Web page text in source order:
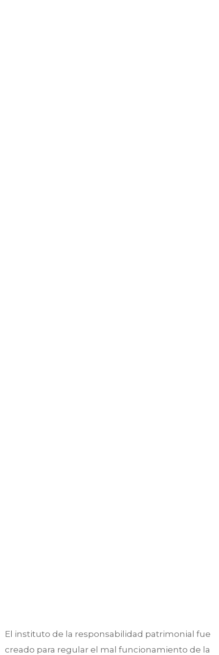
El instituto de la responsabilidad patrimonial fue
creado para regular el mal funcionamiento de la